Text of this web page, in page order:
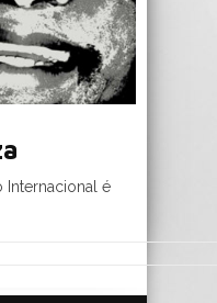
Internacional é